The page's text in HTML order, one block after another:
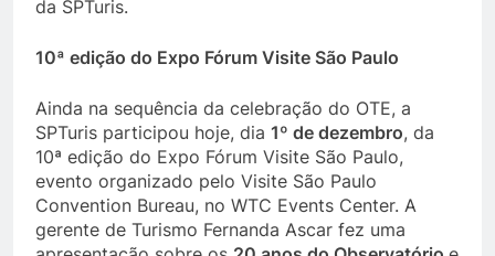
da SPTuris.
10ª edição do Expo Fórum Visite São Paulo
Ainda na sequência da celebração do OTE, a
SPTuris participou hoje, dia 1º de dezembro, da
10ª edição do Expo Fórum Visite São Paulo,
evento organizado pelo Visite São Paulo
Convention Bureau, no WTC Events Center. A
gerente de Turismo Fernanda Ascar fez uma